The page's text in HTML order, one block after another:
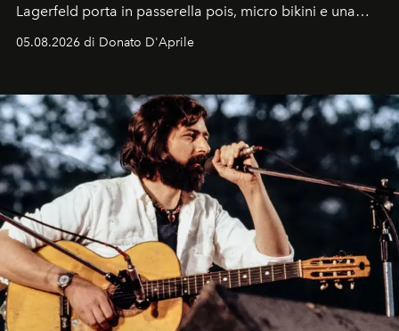
Lagerfeld porta in passerella pois, micro bikini e una
logomania pensata per la spiaggia
Kate, Claudia e Carla una dietro l'altra. Trent'anni dopo,
uno dei documenti più contemporanei che abbiamo.
05.08.2026 di Donato D'Aprile